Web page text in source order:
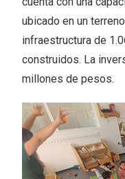
ubicado en un
infraestructura de
construidos. La
millones de pesos.